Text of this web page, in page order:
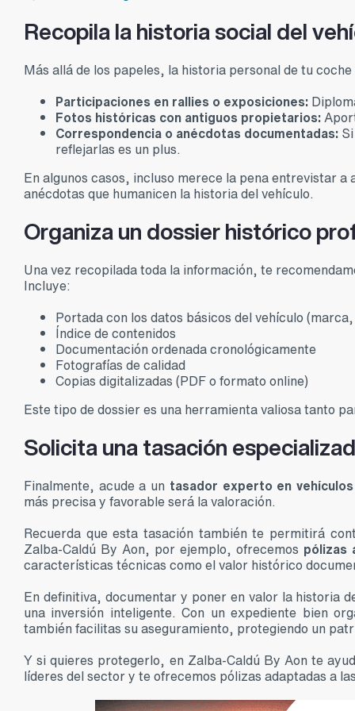
Recopila la historia social del
Más allá de los papeles, la historia personal de tu
Participaciones en rallies o exposiciones:
Fotos históricas con antiguos propietarios:
Correspondencia o anécdotas documentadas:
reflejarlas es un plus.
En algunos casos, incluso merece la pena entrevistar
anécdotas que humanicen la historia del vehículo.
Organiza un dossier histórico
Una vez recopilada toda la información, te
Incluye:
Portada con los datos básicos del vehículo
Índice de contenidos
Documentación ordenada cronológicamente
Fotografías de calidad
Copias digitalizadas (PDF o formato online)
Este tipo de dossier es una herramienta valiosa tanto
Solicita una tasación
Finalmente, acude a un tasador experto en
más precisa y favorable será la valoración.
Recuerda que esta tasación también te permitirá
Zalba-Caldú By Aon, por ejemplo, ofrecemos pólizas
características técnicas como el valor histórico
En definitiva, documentar y poner en valor la historia
una inversión inteligente. Con un expediente bien
también facilitas su aseguramiento, protegiendo un
Y si quieres protegerlo, en Zalba-Caldú By Aon te
líderes del sector y te ofrecemos pólizas adaptadas a